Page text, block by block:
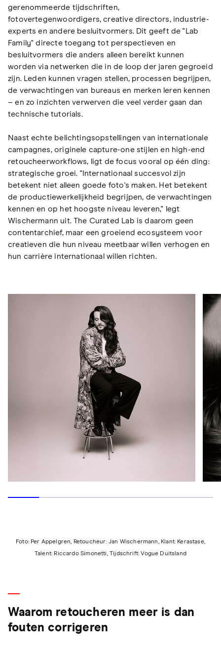
gerenommeerde tijdschriften,
fotovertegenwoordigers, creative directors, industrie-
experts en andere besluitvormers. Dit geeft de "Lab
Family" directe toegang tot perspectieven en
besluitvormers die anders alleen bereikt kunnen
worden via netwerken die in de loop der jaren gegroeid
zijn. Leden kunnen vragen stellen, processen begrijpen,
de verwachtingen van bureaus en merken leren kennen
– en zo inzichten verwerven die veel verder gaan dan
technische tutorials.
Naast echte belichtingsopstellingen van internationale
campagnes, originele capture-one stijlen en high-end
retoucheerworkflows, ligt de focus vooral op één ding:
strategische groei. "Internationaal succesvol zijn
betekent niet alleen goede foto's maken. Het betekent
de productiewerkelijkheid begrijpen, de verwachtingen
kennen en op het hoogste niveau leveren," legt
Wischermann uit. The Curated Lab is daarom geen
contentarchief, maar een groeiend ecosysteem voor
creatieven die hun niveau meetbaar willen verhogen en
hun carrière internationaal willen richten.
Foto: Per Appelgren, Retoucheur: Jan Wischermann, Klant: Kerastase,
Talent: Riccardo Simonetti, Tijdschrift: Vogue Duitsland
Waarom retoucheren meer is dan
fouten corrigeren